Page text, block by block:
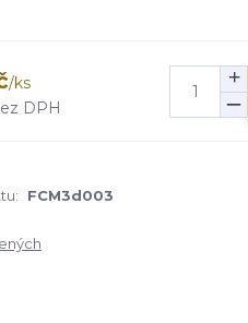
/ks
DPH
FCM3d003